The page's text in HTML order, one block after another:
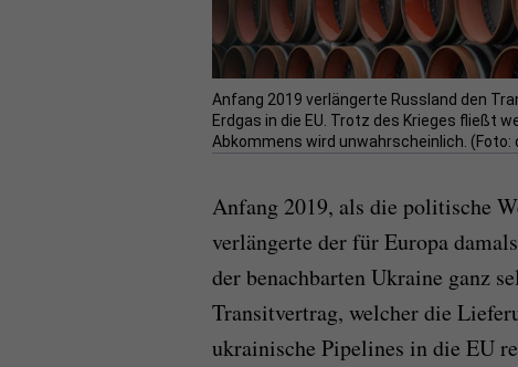
Anfang 2019 verlängerte Russland den
Erdgas in die EU. Trotz des Krieges fließt
Abkommens wird unwahrscheinlich. (Foto:
Anfang 2019, als die politische
verlängerte der für Europa
der benachbarten Ukraine ganz
Transitvertrag, welcher die
ukrainische Pipelines in die EU